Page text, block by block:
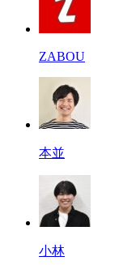
ZABOU
本並
小林